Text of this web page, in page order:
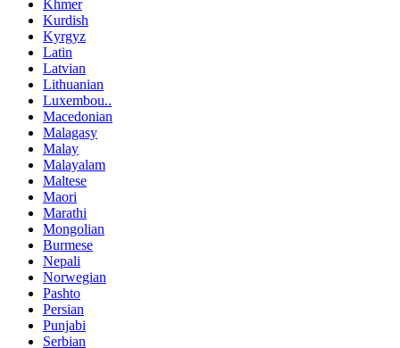
Khmer
Kurdish
Kyrgyz
Latin
Latvian
Lithuanian
Luxembou..
Macedonian
Malagasy
Malay
Malayalam
Maltese
Maori
Marathi
Mongolian
Burmese
Nepali
Norwegian
Pashto
Persian
Punjabi
Serbian